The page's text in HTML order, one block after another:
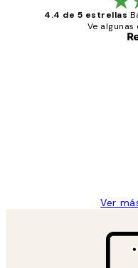
4.4 de 5 estrellas
Ve
Ver